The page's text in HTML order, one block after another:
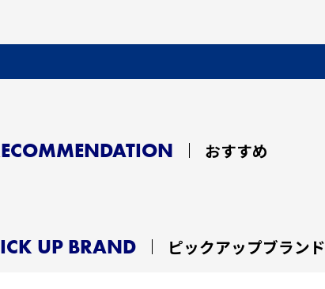
RECOMMENDATION おすすめ
PICK UP BRAND ピックアップブランド